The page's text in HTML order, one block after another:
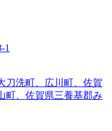
1
刀洗町、広川町、佐賀
町、佐賀県三養基郡み